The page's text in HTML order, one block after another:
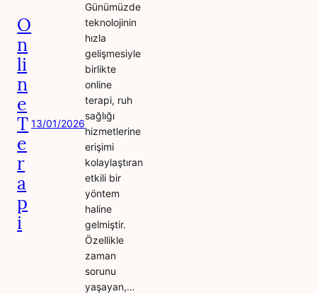
O
n
li
n
e
T
e
r
a
p
i
13/01/2026
Günümüzde
teknolojinin
hızla
gelişmesiyle
birlikte
online
terapi, ruh
sağlığı
hizmetlerine
erişimi
kolaylaştıran
etkili bir
yöntem
haline
gelmiştir.
Özellikle
zaman
sorunu
yaşayan,…